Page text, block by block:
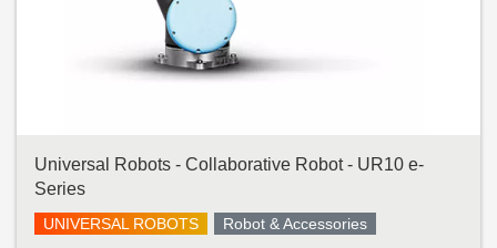
Universal Robots - Collaborative Robot - UR10 e-
Series
UNIVERSAL ROBOTS Robot & Accessories